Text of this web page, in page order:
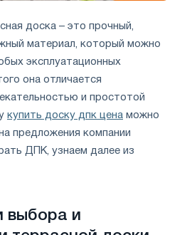
доска – это прочный,
материал, который можно
эксплуатационных
она отличается
и простотой
купить доску дпк цена можно
предложения компании
ДПК, узнаем далее из
выбора и